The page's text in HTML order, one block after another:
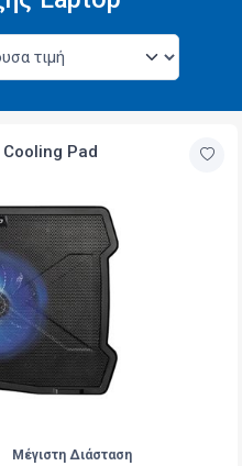
Pad
Μέγιστη Διάσταση